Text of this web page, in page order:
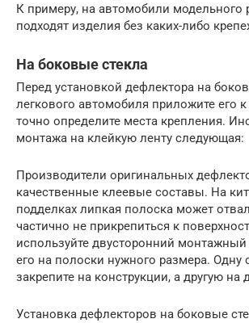
К примеру, на автомобили модельного
подходят изделия без каких-либо
На боковые стекла
Перед установкой дефлектора на
легкового автомобиля приложите его
точно определите места крепления.
монтажа на клейкую ленту следующая:
Производители оригинальных
качественные клеевые составы. На
подделках липкая полоска может
частично не прикрепиться к
используйте двусторонний монтажный
его на полоски нужного размера. Одну
закрепите на конструкции, а другую на
Установка дефлекторов на боковые